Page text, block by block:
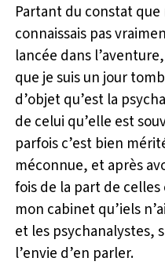
Partant du constat
connaissais pas
lancée dans
que je suis un jour
d’objet qu’est la
de celui qu’elle est
parfois c’est bien
méconnue, et après
fois de la part de
mon cabinet qu’iels
et les psychanalystes,
l’envie d’en parler.